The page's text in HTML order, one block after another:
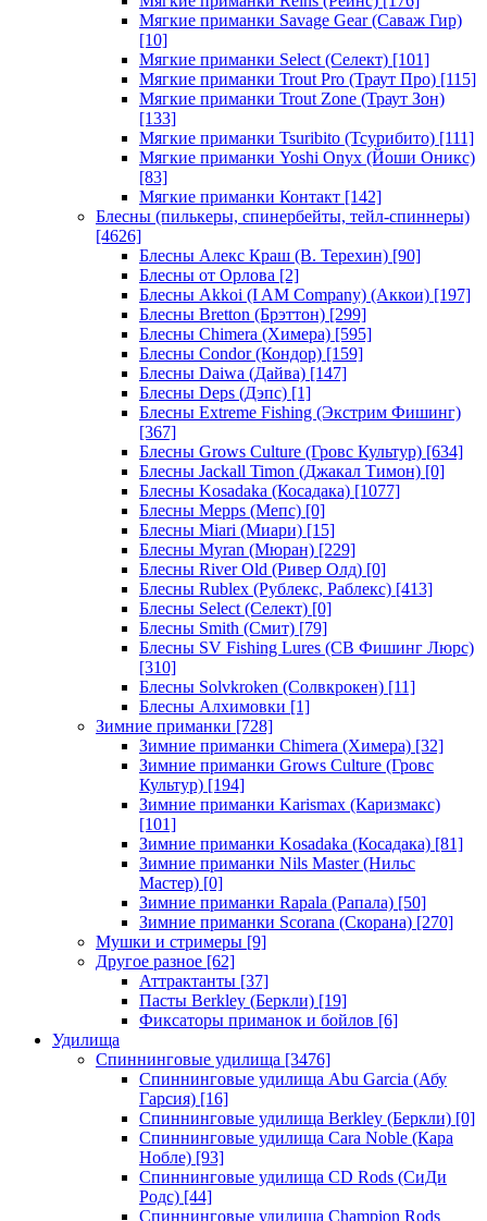
Мягкие приманки Savage Gear (Саваж Гир)
[10]
Мягкие приманки Select (Селект) [101]
Мягкие приманки Trout Pro (Траут Про) [115]
Мягкие приманки Trout Zone (Траут Зон)
[133]
Мягкие приманки Tsuribito (Тсурибито) [111]
Мягкие приманки Yoshi Onyx (Йоши Оникс)
[83]
Мягкие приманки Контакт [142]
Блесны (пилькеры, спинербейты, тейл-спиннеры)
[4626]
Блесны Алекс Краш (В. Терехин) [90]
Блесны от Орлова [2]
Блесны Akkoi (I AM Company) (Аккои) [197]
Блесны Bretton (Брэттон) [299]
Блесны Chimera (Химера) [595]
Блесны Condor (Кондор) [159]
Блесны Daiwa (Дайва) [147]
Блесны Deps (Дэпс) [1]
Блесны Extreme Fishing (Экстрим Фишинг)
[367]
Блесны Grows Culture (Гровс Культур) [634]
Блесны Jackall Timon (Джакал Тимон) [0]
Блесны Kosadaka (Косадака) [1077]
Блесны Mepps (Мепс) [0]
Блесны Miari (Миари) [15]
Блесны Myran (Мюран) [229]
Блесны River Old (Ривер Олд) [0]
Блесны Rublex (Рублекс, Раблекс) [413]
Блесны Select (Селект) [0]
Блесны Smith (Смит) [79]
Блесны SV Fishing Lures (СВ Фишинг Люрс)
[310]
Блесны Solvkroken (Солвкрокен) [11]
Блесны Алхимовки [1]
Зимние приманки [728]
Зимние приманки Chimera (Химера) [32]
Зимние приманки Grows Culture (Гровс
Культур) [194]
Зимние приманки Karismax (Каризмакс)
[101]
Зимние приманки Kosadaka (Косадака) [81]
Зимние приманки Nils Master (Нильс
Мастер) [0]
Зимние приманки Rapala (Рапала) [50]
Зимние приманки Scorana (Скорана) [270]
Мушки и стримеры [9]
Другое разное [62]
Аттрактанты [37]
Пасты Berkley (Беркли) [19]
Фиксаторы приманок и бойлов [6]
Удилища
Спиннинговые удилища [3476]
Спиннинговые удилища Abu Garcia (Абу
Гарсия) [16]
Спиннинговые удилища Berkley (Беркли) [0]
Спиннинговые удилища Cara Noble (Кара
Нобле) [93]
Спиннинговые удилища CD Rods (СиДи
Родс) [44]
Спиннинговые удилища Champion Rods